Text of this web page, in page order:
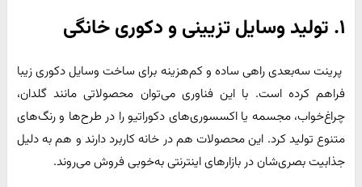
۱. تولید وسایل تزیینی و دکوری خانگی
پرینت سه‌بعدی راهی ساده و کم‌هزینه برای ساخت وسایل دکوری زیبا
فراهم کرده است. با این فناوری می‌توان محصولاتی مانند گلدان،
چراغ‌خواب، مجسمه یا اکسسوری‌های دکوراتیو را در طرح‌ها و رنگ‌های
متنوع تولید کرد. این محصولات هم در خانه کاربرد دارند و هم به دلیل
جذابیت بصری‌شان در بازارهای اینترنتی به‌خوبی فروش می‌روند.